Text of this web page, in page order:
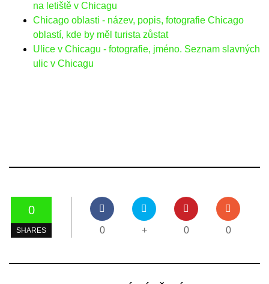
na letiště v Chicagu
Chicago oblasti - název, popis, fotografie Chicago
oblastí, kde by měl turista zůstat
Ulice v Chicagu - fotografie, jméno. Seznam slavných
ulic v Chicagu
0
SHARES 0 + 0 0